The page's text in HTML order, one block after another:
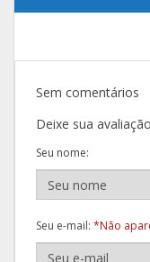
Sem comentários
Deixe sua
Seu nome:
Seu e-mail: *Não